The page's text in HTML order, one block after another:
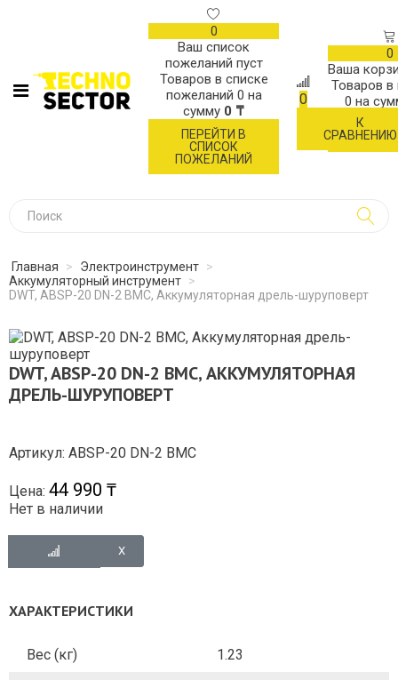
0
Ваш список
пожеланий пуст
Товаров в списке
пожеланий 0 на
сумму 0 ₸
ПЕРЕЙТИ В
СПИСОК
ПОЖЕЛАНИЙ
0
К
СРАВНЕНИЮ
0
Ваша
Товаров в
0 на
Главная > Электроинструмент >
Аккумуляторный инструмент >
DWT, ABSP-20 DN-2 BMC, Аккумуляторная дрель-шуруповерт
DWT, ABSP-20 DN-2 BMC, АККУМУЛЯТОРНАЯ
ДРЕЛЬ-ШУРУПОВЕРТ
Артикул: ABSP-20 DN-2 BMC
Цена: 44 990 ₸
Нет в наличии
ХАРАКТЕРИСТИКИ
Вес (кг) 1.23